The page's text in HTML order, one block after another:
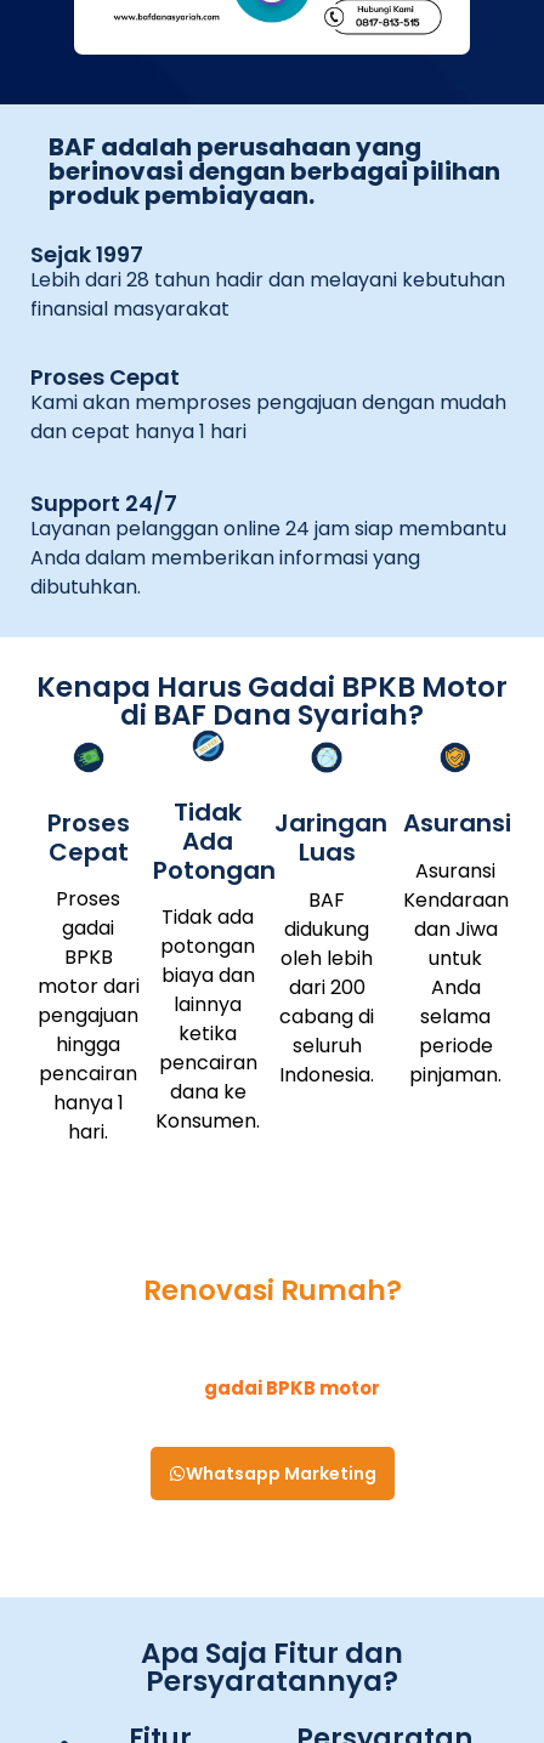
BAF adalah perusahaan yang
berinovasi dengan berbagai pilihan
produk pembiayaan.
Sejak 1997
Lebih dari 28 tahun hadir dan melayani kebutuhan
finansial masyarakat
Proses Cepat
Kami akan memproses pengajuan dengan mudah
dan cepat hanya 1 hari
Support 24/7
Layanan pelanggan online 24 jam siap membantu
Anda dalam memberikan informasi yang
dibutuhkan.
Kenapa Harus Gadai BPKB Motor
di BAF Dana Syariah?
Proses
Cepat
Proses
gadai
BPKB
motor dari
pengajuan
hingga
pencairan
hanya 1
hari.
Tidak
Ada
Potongan
Tidak ada
potongan
biaya dan
lainnya
ketika
pencairan
dana ke
Konsumen.
Jaringan
Luas
BAF
didukung
oleh lebih
dari 200
cabang di
seluruh
Indonesia.
Asuransi
Asuransi
Kendaraan
dan Jiwa
untuk
Anda
selama
periode
pinjaman.
Renovasi Rumah?
gadai BPKB motor
Whatsapp Marketing
Apa Saja Fitur dan
Persyaratannya?